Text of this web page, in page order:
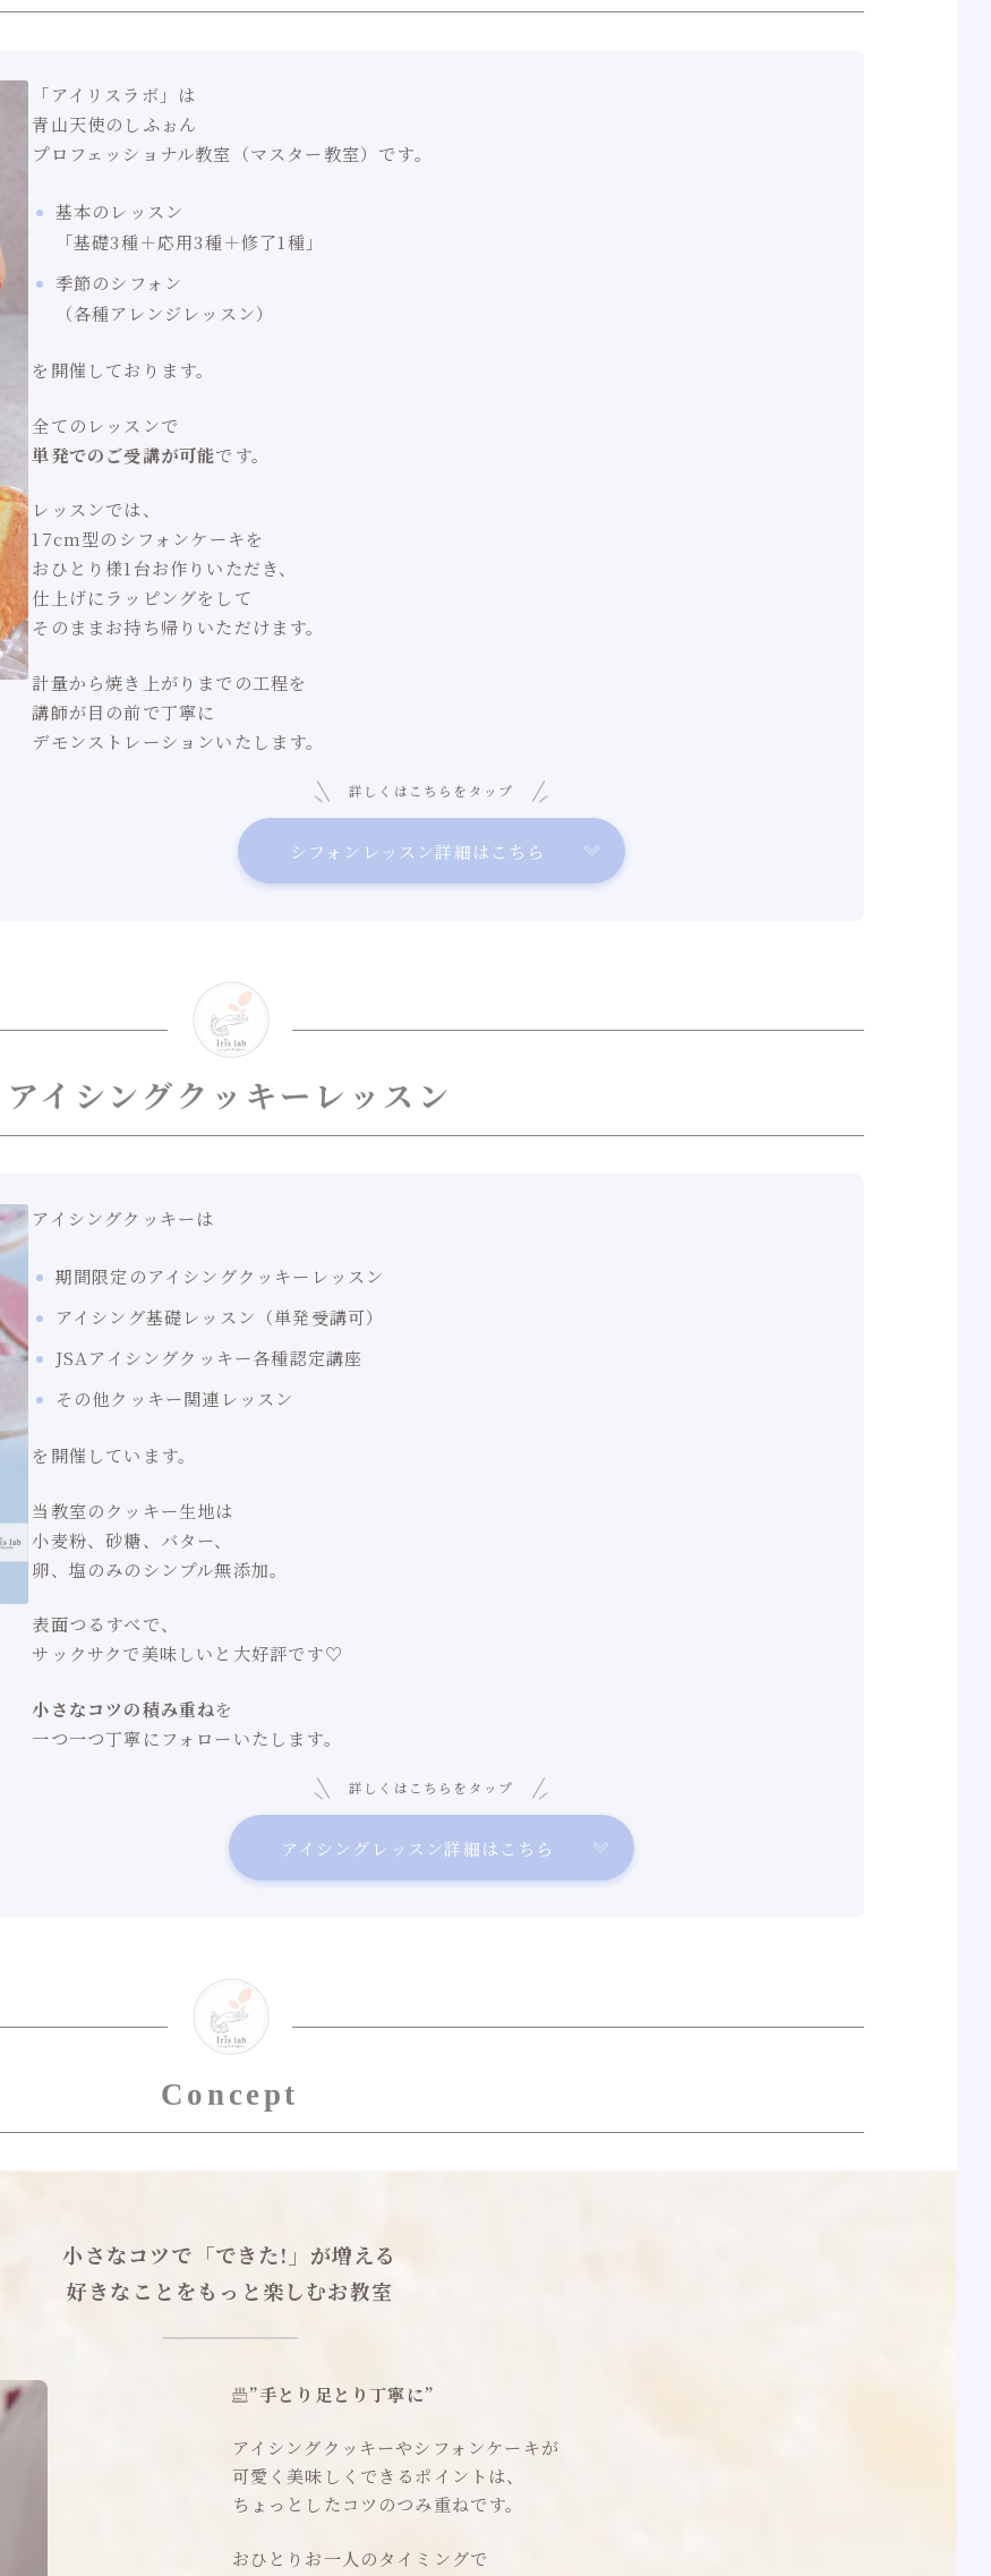
「アイリスラボ」は
青山天使のしふぉん
プロフェッショナル教室（マスター教室）です。
基本のレッスン
「基礎3種＋応用3種＋修了1種」
季節のシフォン
（各種アレンジレッスン）
を開催しております。
全てのレッスンで
単発でのご受講が可能です。
レッスンでは、
17cm型のシフォンケーキを
おひとり様1台お作りいただき、
仕上げにラッピングをして
そのままお持ち帰りいただけます。
計量から焼き上がりまでの工程を
講師が目の前で丁寧に
デモンストレーションいたします。
詳しくはこちらをタップ
シフォンレッスン詳細はこちら
アイシングクッキーレッスン
アイシングクッキーは
期間限定のアイシングクッキーレッスン
アイシング基礎レッスン（単発受講可）
JSAアイシングクッキー各種認定講座
その他クッキー関連レッスン
を開催しています。
当教室のクッキー生地は
小麦粉、砂糖、バター、
卵、塩のみのシンプル無添加。
表面つるすべで、
サックサクで美味しいと大好評です♡
小さなコツの積み重ねを
一つ一つ丁寧にフォローいたします。
詳しくはこちらをタップ
アイシングレッスン詳細はこちら
Concept
小さなコツで「できた!」が増える
好きなことをもっと楽しむお教室
”手とり足とり丁寧に”
アイシングクッキーやシフォンケーキが
可愛く美味しくできるポイントは、
ちょっとしたコツのつみ重ねです。
おひとりお一人のタイミングで